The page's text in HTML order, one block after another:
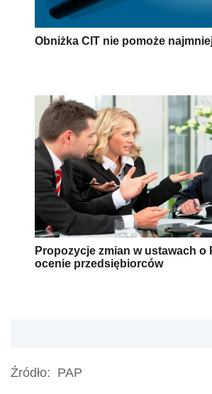
Obniżka CIT nie pomoże
Propozycje zmian w ustawach o
ocenie przedsiębiorców
Źródło: PAP